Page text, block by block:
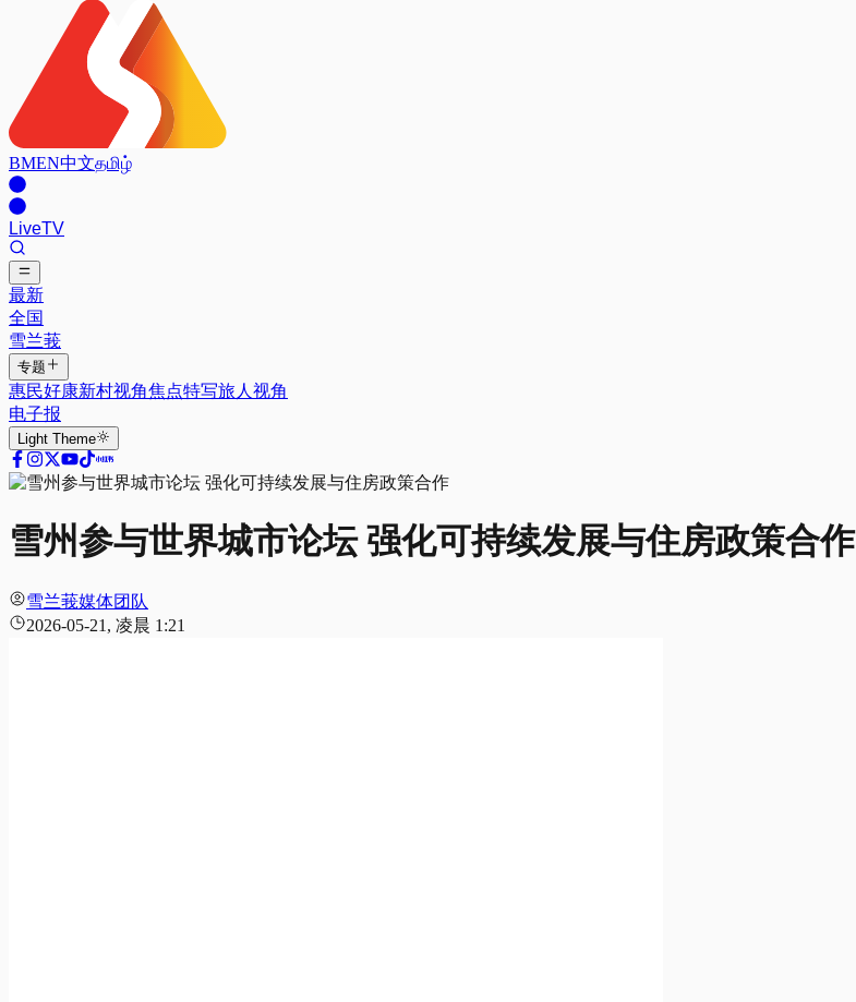
BMEN中文தமிழ்
LiveTV
最新
全国
雪兰莪
专题
惠民好康新村视角焦点特写旅人视角
电子报
Light Theme
雪州参与世界城市论坛 强化可持续发展与住房政策合作
雪兰莪媒体团队
2026-05-21, 凌晨 1:21